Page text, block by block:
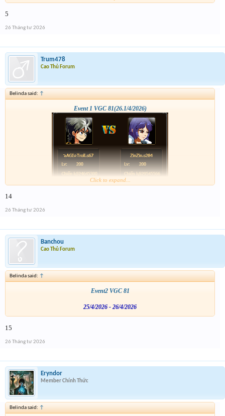
5
26 Tháng tư 2026
Trum478
Cao Thủ Forum
Belinda said: ↑
Event 1 VGC 81(26.1/4/2026)
Click to expand...
14
26 Tháng tư 2026
Banchou
Cao Thủ Forum
Belinda said: ↑
Event2 VGC 81
25/4/2026 - 26/4/2026
15
26 Tháng tư 2026
Eryndor
Member Chính Thức
Belinda said: ↑